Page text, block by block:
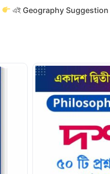
এই Geography Suggestion